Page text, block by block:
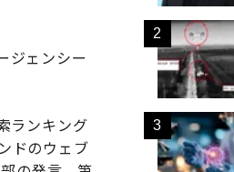
ジェンシー
ランキング
ドのウェブ